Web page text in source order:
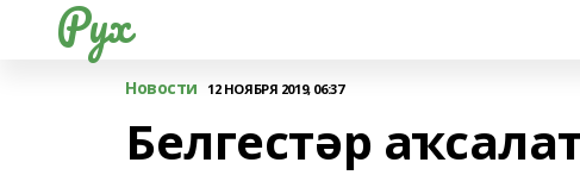
Рух
Новости 12 НОЯБРЯ 2019, 06:37
Белгестәр